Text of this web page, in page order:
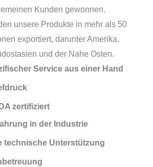
Kunden gewonnen.
unsere Produkte in mehr als 50
exportiert, darunter Amerika,
und der Nahe Osten.
Service aus einer Hand
zertifiziert
in der Industrie
technische Unterstützung